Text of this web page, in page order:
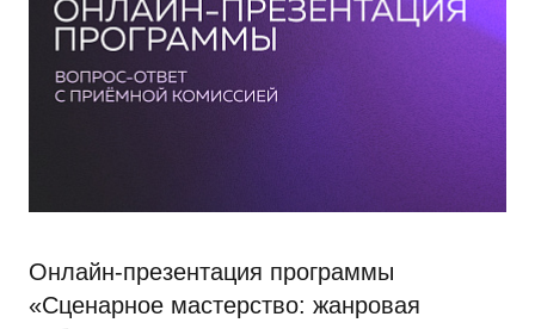
Онлайн-презентация программы
«Сценарное мастерство: жанровая